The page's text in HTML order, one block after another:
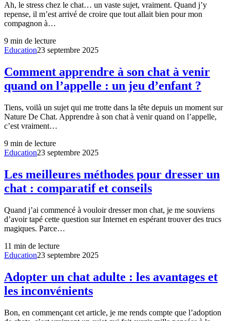
Ah, le stress chez le chat… un vaste sujet, vraiment. Quand j’y
repense, il m’est arrivé de croire que tout allait bien pour mon
compagnon à…
9 min de lecture
Education23 septembre 2025
Comment apprendre à son chat à venir
quand on l’appelle : un jeu d’enfant ?
Tiens, voilà un sujet qui me trotte dans la tête depuis un moment sur
Nature De Chat. Apprendre à son chat à venir quand on l’appelle,
c’est vraiment…
9 min de lecture
Education23 septembre 2025
Les meilleures méthodes pour dresser un
chat : comparatif et conseils
Quand j’ai commencé à vouloir dresser mon chat, je me souviens
d’avoir tapé cette question sur Internet en espérant trouver des trucs
magiques. Parce…
11 min de lecture
Education23 septembre 2025
Adopter un chat adulte : les avantages et
les inconvénients
Bon, en commençant cet article, je me rends compte que l’adoption